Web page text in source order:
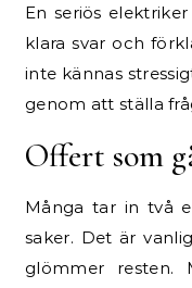
En seriös
klara svar och
inte kännas
genom att ställa
Offert som
Många tar in två
saker. Det är
glömmer resten.